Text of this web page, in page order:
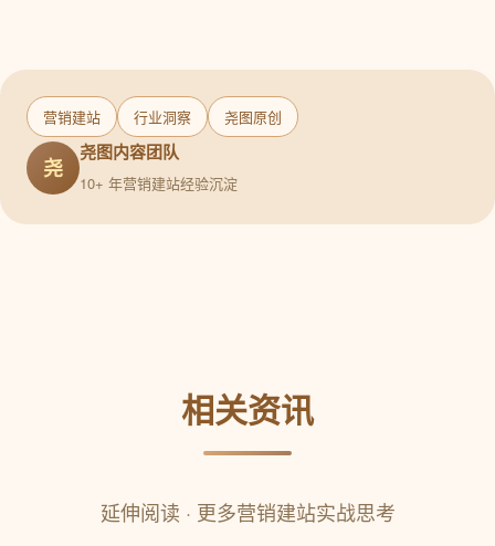
营销建站 行业洞察 尧图原创
尧
尧图内容团队
10+ 年营销建站经验沉淀
相关资讯
延伸阅读 · 更多营销建站实战思考